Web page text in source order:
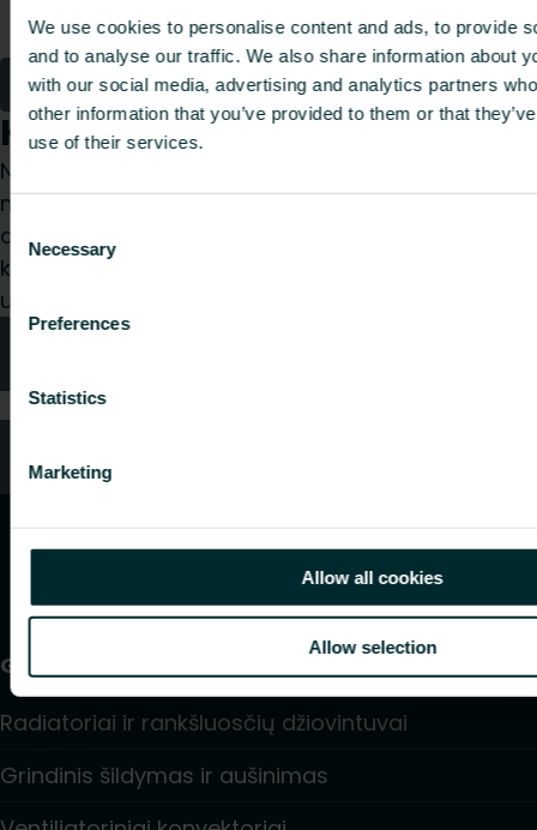
We use cookies to personalise content and ads, to provide
and to analyse our traffic. We also share information about
with our social media, advertising and analytics partners
other information that you’ve provided to them or that
use of their services.
Selection
Necessary
Preferences
Statistics
Marketing
Allow all cookies
Allow selection
RED 50
1 2
Kaip galime Jums padėti?
Nesvarbu, ar esate specifikacijų rengėjas,
montuotojas, architektas, projektuotojas,
didmenininkas ar galutinis vartotojas, pasirinkite
kategoriją ir mes mielai išnagrinėsime jūsų
užklausą.
DUK
Gaminiai
Radiatoriai ir rankšluosčių džiovintuvai
Grindinis šildymas ir aušinimas